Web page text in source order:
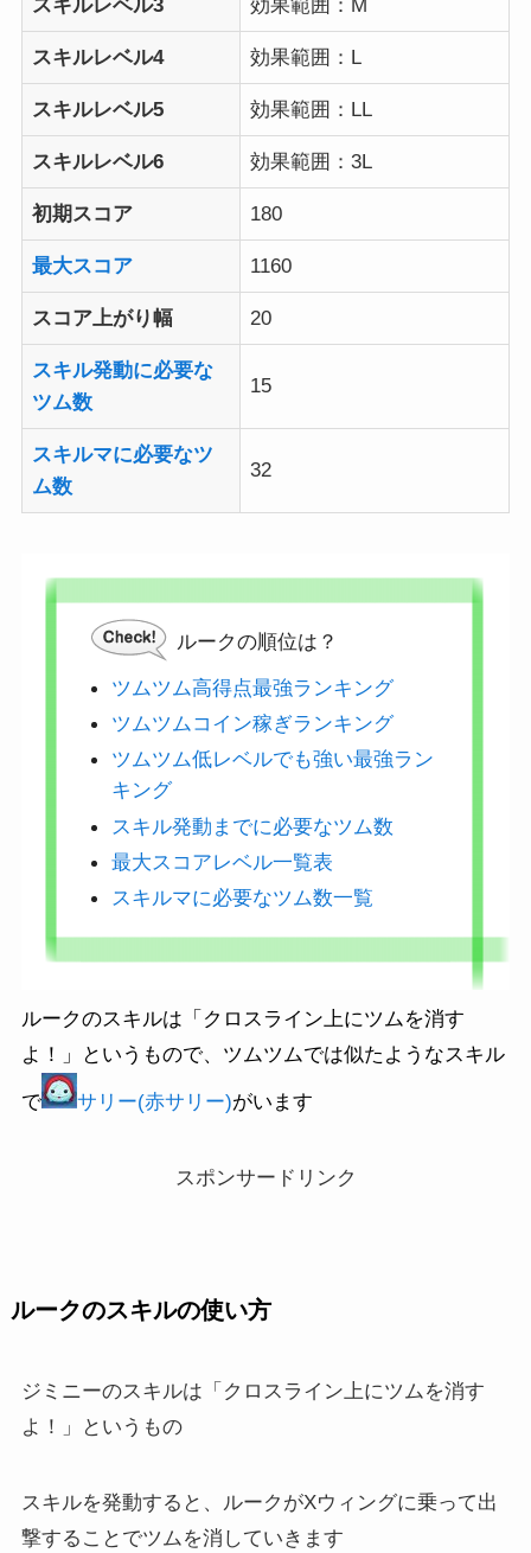
スキルレベル3 効果範囲：M
スキルレベル4 効果範囲：L
スキルレベル5 効果範囲：LL
スキルレベル6 効果範囲：3L
初期スコア 180
最大スコア 1160
スコア上がり幅 20
スキル発動に必要な
ツム数
15
スキルマに必要なツ
ム数
32
ルークの順位は？
ツムツム高得点最強ランキング
ツムツムコイン稼ぎランキング
ツムツム低レベルでも強い最強ラン
キング
スキル発動までに必要なツム数
最大スコアレベル一覧表
スキルマに必要なツム数一覧
ルークのスキルは「クロスライン上にツムを消す
よ！」というもので、ツムツムでは似たようなスキル
で サリー(赤サリー)がいます
スポンサードリンク
ルークのスキルの使い方
ジミニーのスキルは「クロスライン上にツムを消す
よ！」というもの
スキルを発動すると、ルークがXウィングに乗って出
撃することでツムを消していきます